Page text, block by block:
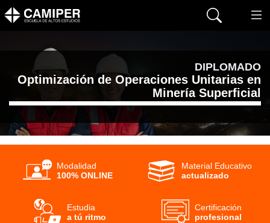
Modalidad
100% ONLINE
Material Educativo
actualizado
Estudia
a tú ritmo
Certificación
profesional
DIPLOMADO
Optimización de Operaciones Unitarias en
Minería Superficial